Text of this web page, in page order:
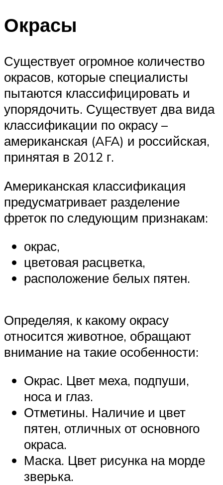
Окрасы
Существует огромное количество
окрасов, которые специалисты
пытаются классифицировать и
упорядочить. Существует два вида
классификации по окрасу –
американская (AFA) и российская,
принятая в 2012 г.
Американская классификация
предусматривает разделение
фреток по следующим признакам:
окрас,
цветовая расцветка,
расположение белых пятен.
Определяя, к какому окрасу
относится животное, обращают
внимание на такие особенности:
Окрас. Цвет меха, подпуши,
носа и глаз.
Отметины. Наличие и цвет
пятен, отличных от основного
окраса.
Маска. Цвет рисунка на морде
зверька.